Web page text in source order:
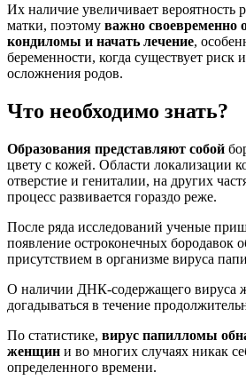
Их наличие увеличивает вероятность
матки, поэтому важно своевременно
кондиломы и начать лечение,
беременности, когда существует
осложнения родов.
Что необходимо знать?
Образования представляют собой
цвету с кожей. Области локализации
отверстие и гениталии, на других
процесс развивается гораздо реже.
После ряда исследований ученые
появление остроконечных бородавок
присутствием в организме вируса
О наличии ДНК-содержащего вируса
догадываться в течение
По статистике, вирус папилломы
женщин и во многих случаях никак
определенного времени.